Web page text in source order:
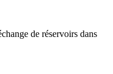
de réservoirs dans